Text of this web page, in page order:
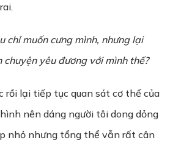
u chỉmuốn cưng mình, nhưng lại
chuyện yêu đương với mình thế?
rồi lại tiếp tục quan sát cơ thể của
nên dáng người tôi dong dỏng
nhỏ nhưng tổng thể vẫn rất cân